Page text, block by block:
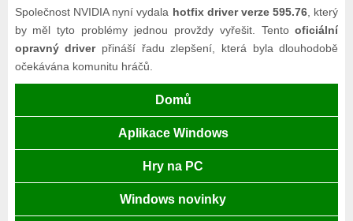
Společnost NVIDIA nyní vydala hotfix driver verze 595.76, který
by měl tyto problémy jednou provždy vyřešit. Tentooficiální
opravný driverpřináší řadu zlepšení, která byla dlouhodobě
očekávána komunitu hráčů.
Domů
Aplikace Windows
Hry na PC
Windows novinky